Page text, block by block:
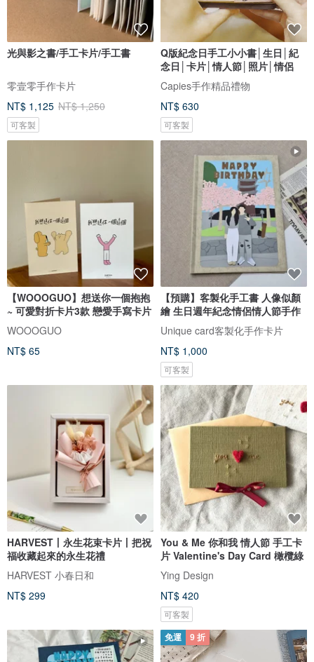
光與影之書/手工卡片/手工書
零壹零手作卡片
NT$ 1,125 NT$ 1,250
可客製
Q版紀念日手工小小書│生日│紀
念日│卡片│情人節│照片│情侶
Capies手作精品禮物
NT$ 630
可客製
【WOOOGUO】想送你一個抱抱
~ 可愛對折卡片3款 戀愛手寫卡片
WOOOGUO
NT$ 65
【預購】客製化手工書 人像似顏
繪 生日週年紀念情侶情人節手作
Unique card客製化手作卡片
NT$ 1,000
可客製
HARVEST丨永生花束卡片丨把祝
福收藏起來的永生花禮
HARVEST 小春日和
NT$ 299
You & Me 你和我 情人節 手工卡
片 Valentine's Day Card 橄欖綠
Ying Design
NT$ 420
可客製
免運 9 折